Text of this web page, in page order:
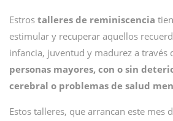
Estros talleres de reminiscencia
estimular y recuperar aquellos
infancia, juventud y madurez a través
personas mayores, con o sin
cerebral o problemas de salud
Estos talleres, que arrancan este mes